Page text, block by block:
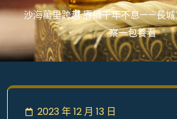
沙海萬里跨越 賡續千年不息——長
察一包養看
2023 年 12 月 13 日